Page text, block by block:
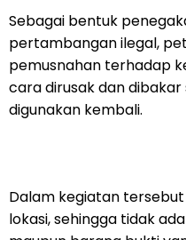
Sebagai bentuk
pertambangan ilegal,
pemusnahan terhadap
cara dirusak dan
digunakan kembali.
Dalam kegiatan
lokasi, sehingga tidak